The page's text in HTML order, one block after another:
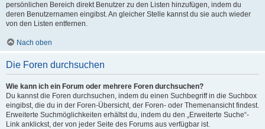
persönlichen Bereich direkt Benutzer zu den Listen hinzufügen, indem du
deren Benutzernamen eingibst. An gleicher Stelle kannst du sie auch wieder
von den Listen entfernen.
Nach oben
Die Foren durchsuchen
Wie kann ich ein Forum oder mehrere Foren durchsuchen?
Du kannst die Foren durchsuchen, indem du einen Suchbegriff in die Suchbox
eingibst, die du in der Foren-Übersicht, der Foren- oder Themenansicht findest.
Erweiterte Suchmöglichkeiten erhältst du, indem du den „Erweiterte Suche“-
Link anklickst, der von jeder Seite des Forums aus verfügbar ist.